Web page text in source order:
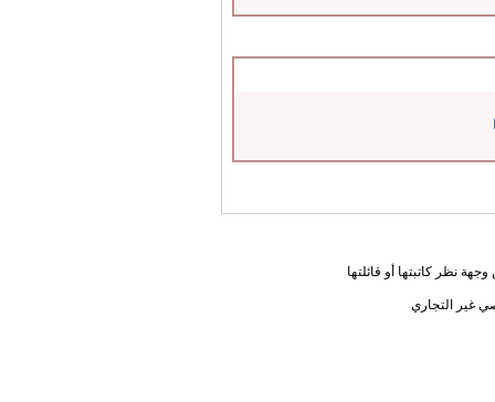
نظر كاتبتها أو قائلتها
غير التجاري